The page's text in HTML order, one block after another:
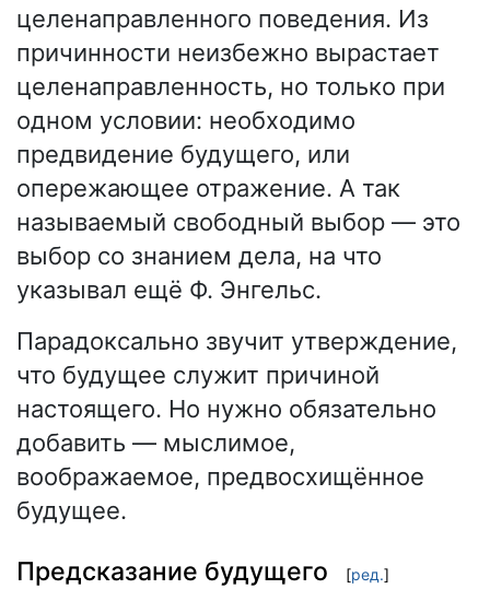
целенаправленного поведения. Из
причинности неизбежно вырастает
целенаправленность, но только при
одном условии: необходимо
предвидение будущего, или
опережающее отражение. А так
называемый свободный выбор — это
выбор со знанием дела, на что
указывал ещё Ф. Энгельс.
Парадоксально звучит утверждение,
что будущее служит причиной
настоящего. Но нужно обязательно
добавить — мыслимое,
воображаемое, предвосхищённое
будущее.
Предсказание будущего [ред.]